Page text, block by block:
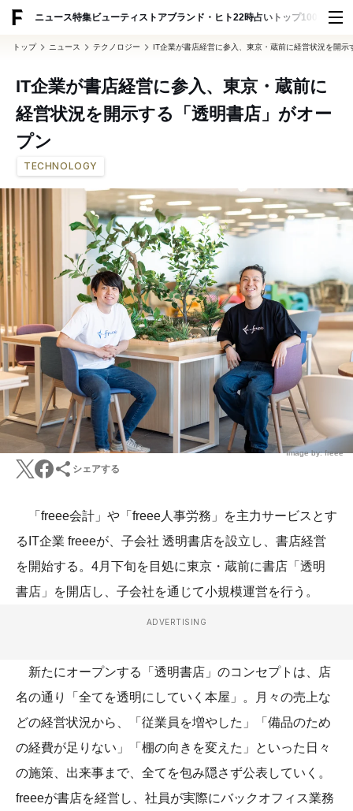
ニュース特集ビューティ ストアブランド・ヒト22時占い トップ100 スナッ
トップ ニュース テクノロジー IT企業が書店経営に参入、東京・蔵前に経営状況を開示
IT企業が書店経営に参入、東京・蔵前に
経営状況を開示する「透明書店」がオー
プン
TECHNOLOGY
Image by: freee
シェアする
「freee会計」や「freee人事労務」を主力サービスとす
るIT企業 freeeが、子会社 透明書店を設立し、書店経営
を開始する。4月下旬を目処に東京・蔵前に書店「透明
書店」を開店し、子会社を通じて小規模運営を行う。
ADVERTISING
新たにオープンする「透明書店」のコンセプトは、店
名の通り「全てを透明にしていく本屋」。月々の売上な
どの経営状況から、「従業員を増やした」「備品のため
の経費が足りない」「棚の向きを変えた」といった日々
の施策、出来事まで、全てを包み隠さず公表していく。
freeeが書店を経営し、社員が実際にバックオフィス業務